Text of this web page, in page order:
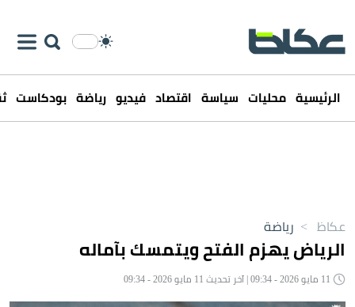
الرئيسية محليات سياسة اقتصاد فيديو رياضة بودكاست
عكاظ > رياضة
الرياض يهزم الفتح ويتمسك بآماله